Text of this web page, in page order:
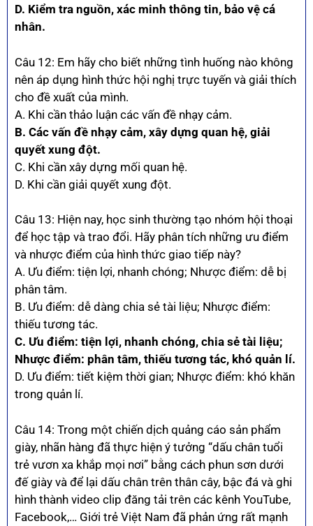
D. Kiểm tra nguồn, xác minh thông tin, bảo vệ cá
nhân.
Câu 12: Em hãy cho biết những tình huống nào không
nên áp dụng hình thức hội nghị trực tuyến và giải thích
cho đề xuất của mình.
A. Khi cần thảo luận các vấn đề nhạy cảm.
B. Các vấn đề nhạy cảm, xây dựng quan hệ, giải
quyết xung đột.
C. Khi cần xây dựng mối quan hệ.
D. Khi cần giải quyết xung đột.
Câu 13: Hiện nay, học sinh thường tạo nhóm hội thoại
để học tập và trao đổi. Hãy phân tích những ưu điểm
và nhược điểm của hình thức giao tiếp này?
A. Ưu điểm: tiện lợi, nhanh chóng; Nhược điểm: dễ bị
phân tâm.
B. Ưu điểm: dễ dàng chia sẻ tài liệu; Nhược điểm:
thiếu tương tác.
C. Ưu điểm: tiện lợi, nhanh chóng, chia sẻ tài liệu;
Nhược điểm: phân tâm, thiếu tương tác, khó quản lí.
D. Ưu điểm: tiết kiệm thời gian; Nhược điểm: khó khăn
trong quản lí.
Câu 14: Trong một chiến dịch quảng cáo sản phẩm
giày, nhãn hàng đã thực hiện ý tưởng “dấu chân tuổi
trẻ vươn xa khắp mọi nơi” bằng cách phun sơn dưới
đế giày và để lại dấu chân trên thân cây, bậc đá và ghi
hình thành video clip đăng tải trên các kênh YouTube,
Facebook,… Giới trẻ Việt Nam đã phản ứng rất mạnh